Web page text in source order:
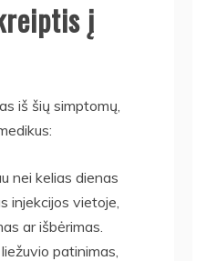
į
iš šių simptomų,
nei kelias dienas
injekcijos vietoje,
ar išbėrimas.
patinimas,